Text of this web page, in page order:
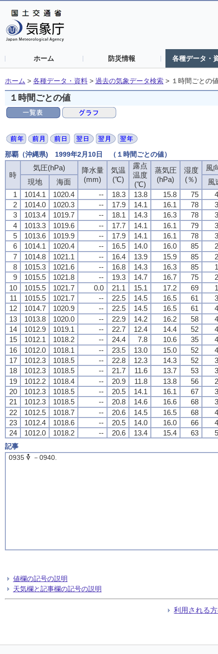
ホーム 防災情報 各種データ・
ホーム > 各種データ・資料 > 過去の気象データ検索 > １時間ごとの
１時間ごとの値
那覇（沖縄県) 1999年2月10日 （１時間ごとの値）
時
気圧(hPa)
降水量
(mm)
気温
(℃)
露点
温度
(℃)
蒸気圧
(hPa)
湿度
(％)
風
現地
海面
風
1
1014.1 1020.4 -- 18.3 13.8 15.8 75
2
1014.0 1020.3 -- 17.9 14.1 16.1 78
3
1013.4 1019.7 -- 18.1 14.3 16.3 78
4
1013.3 1019.6 -- 17.7 14.1 16.1 79
5
1013.6 1019.9 -- 17.9 14.1 16.1 78
6
1014.1 1020.4 -- 16.5 14.0 16.0 85
7
1014.8 1021.1 -- 16.4 13.9 15.9 85
8
1015.3 1021.6 -- 16.8 14.3 16.3 85
9
1015.5 1021.8 -- 19.3 14.7 16.7 75
10
1015.5 1021.7 0.0 21.1 15.1 17.2 69
11
1015.5 1021.7 -- 22.5 14.5 16.5 61
12
1014.7 1020.9 -- 22.5 14.5 16.5 61
13
1013.8 1020.0 -- 22.9 14.2 16.2 58
14
1012.9 1019.1 -- 22.7 12.4 14.4 52
15
1012.1 1018.2 -- 24.4 7.8 10.6 35
16
1012.0 1018.1 -- 23.5 13.0 15.0 52
17
1012.3 1018.5 -- 22.8 12.3 14.3 52
18
1012.3 1018.5 -- 21.7 11.6 13.7 53
19
1012.2 1018.4 -- 20.9 11.8 13.8 56
20
1012.3 1018.5 -- 20.5 14.1 16.1 67
21
1012.3 1018.5 -- 20.8 14.6 16.6 68
22
1012.5 1018.7 -- 20.6 14.5 16.5 68
23
1012.4 1018.6 -- 20.5 14.0 16.0 66
24
1012.0 1018.2 -- 20.6 13.4 15.4 63
記事
0935
－0940.
値欄の記号の説明
天気欄と記事欄の記号の説明
利用される